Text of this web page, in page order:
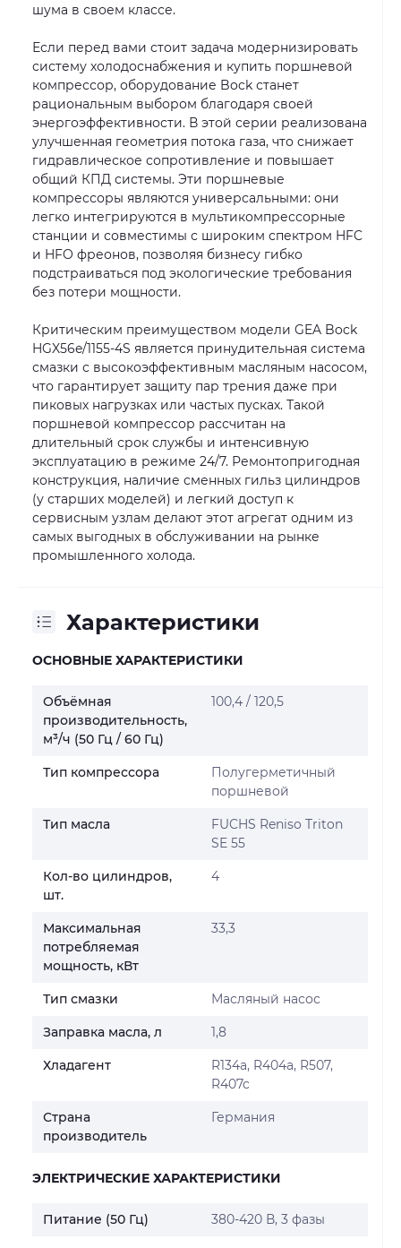
шума в своем классе.
Если перед вами стоит задача модернизировать
систему холодоснабжения и купить поршневой
компрессор, оборудование Bock станет
рациональным выбором благодаря своей
энергоэффективности. В этой серии реализована
улучшенная геометрия потока газа, что снижает
гидравлическое сопротивление и повышает
общий КПД системы. Эти поршневые
компрессоры являются универсальными: они
легко интегрируются в мультикомпрессорные
станции и совместимы с широким спектром HFC
и HFO фреонов, позволяя бизнесу гибко
подстраиваться под экологические требования
без потери мощности.
Критическим преимуществом модели GEA Bock
HGX56e/1155-4S является принудительная система
смазки с высокоэффективным масляным насосом,
что гарантирует защиту пар трения даже при
пиковых нагрузках или частых пусках. Такой
поршневой компрессор рассчитан на
длительный срок службы и интенсивную
эксплуатацию в режиме 24/7. Ремонтопригодная
конструкция, наличие сменных гильз цилиндров
(у старших моделей) и легкий доступ к
сервисным узлам делают этот агрегат одним из
самых выгодных в обслуживании на рынке
промышленного холода.
Характеристики
ОСНОВНЫЕ ХАРАКТЕРИСТИКИ
Объёмная
производительность,
м³/ч (50 Гц / 60 Гц)
100,4 / 120,5
Тип компрессора
Полугерметичный
поршневой
Тип масла
FUCHS Reniso Triton
SE 55
Кол-во цилиндров,
шт.
4
Максимальная
потребляемая
мощность, кВт
33,3
Тип смазки Масляный насос
Заправка масла, л 1,8
Хладагент
R134a, R404a, R507,
R407c
Страна
производитель
Германия
ЭЛЕКТРИЧЕСКИЕ ХАРАКТЕРИСТИКИ
Питание (50 Гц) 380-420 В, 3 фазы